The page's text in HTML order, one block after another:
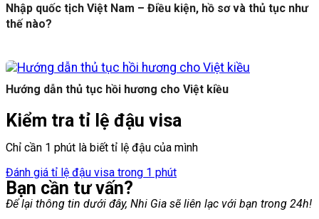
Nhập quốc tịch Việt Nam – Điều kiện, hồ sơ và thủ tục như
thế nào?
Hướng dẫn thủ tục hồi hương cho Việt kiều
Kiểm tra tỉ lệ đậu visa
Chỉ cần 1 phút là biết tỉ lệ đậu của mình
Đánh giá tỉ lệ đậu visa trong 1 phút
Bạn cần tư vấn?
Để lại thông tin dưới đây, Nhi Gia sẽ liên lạc với bạn trong 24h!